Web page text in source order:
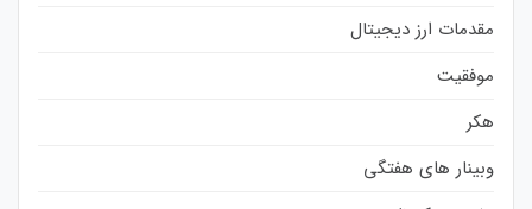
مقدمات ارز دیجیتال
موفقیت
هکر
وبینار های هفتگی